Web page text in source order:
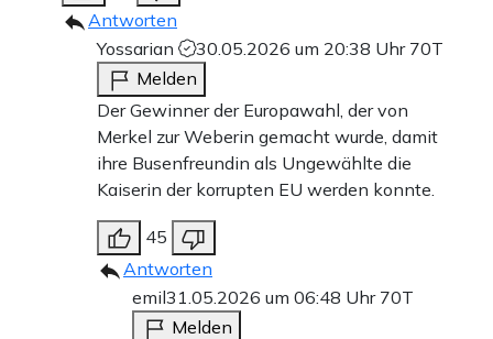
Antworten
Yossarian
30.05.2026 um 20:38 Uhr 70T
Melden
Der Gewinner der Europawahl, der von
Merkel zur Weberin gemacht wurde, damit
ihre Busenfreundin als Ungewählte die
Kaiserin der korrupten EU werden konnte.
45
Antworten
emil31.05.2026 um 06:48 Uhr 70T
Melden